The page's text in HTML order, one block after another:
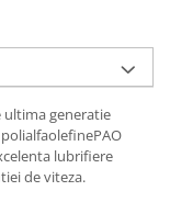
generatie
lubrifiere
de viteza.